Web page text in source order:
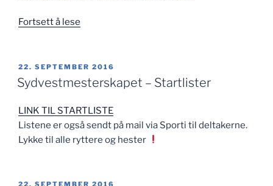
Fortsett å lese
PUBLISERT
22. SEPTEMBER 2016
Sydvestmesterskapet – Startlister
LINK TIL STARTLISTE
Listene er også sendt på mail via Sporti til deltakerne.
Lykke til alle ryttere og hester
PUBLISERT
22. SEPTEMBER 2016